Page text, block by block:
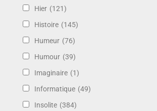
Hier (121)
Histoire (145)
Humeur (76)
Humour (39)
Imaginaire (1)
Informatique (49)
Insolite (384)